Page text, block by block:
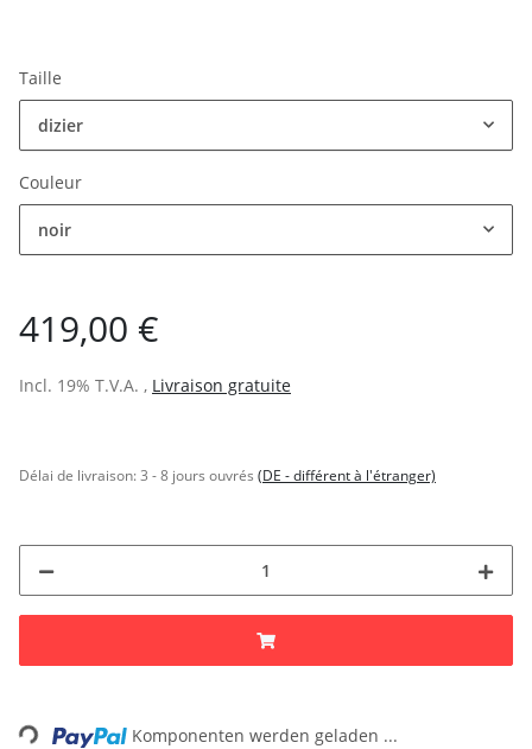
Taille
dizier
Couleur
noir
419,00 €
Incl. 19% T.V.A. , Livraison gratuite
Délai de livraison:3 - 8 jours ouvrés (DE - différent à l'étranger)
Loading... Komponenten werden geladen ...